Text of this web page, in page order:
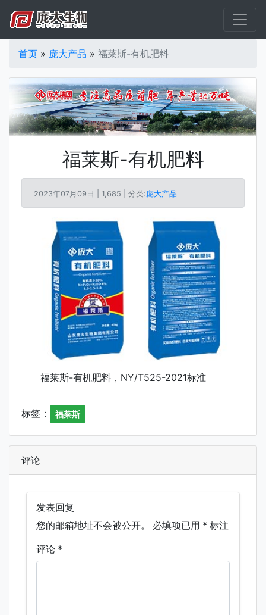
首页 » 庞大产品 » 福莱斯-有机肥料
福莱斯-有机肥料
2023年07月09日 | 1,685 | 分类:庞大产品
福莱斯-有机肥料，NY/T525-2021标准
标签： 福莱斯
评论
发表回复
您的邮箱地址不会被公开。
必填项已用 * 标注
评论 *